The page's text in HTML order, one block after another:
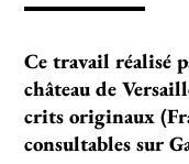
Ce tra­­­­vail réa­­­­lisé
châ­­­­teau de
crits ori­­­­gi­­­­naux
consul­­­­ta­­­­bles sur